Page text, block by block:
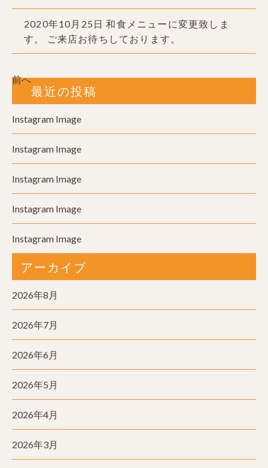
2020年10月25日 和食メニューに変更致しま
す。 ご来店お待ちしております。
前へ
最近の投稿
Instagram Image
Instagram Image
Instagram Image
Instagram Image
Instagram Image
アーカイブ
2026年8月
2026年7月
2026年6月
2026年5月
2026年4月
2026年3月